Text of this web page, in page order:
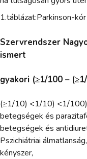
1.táblázat:Parkinson-kór
Szervrendszer
ismert
gyakori (≥1/100 –
(≥1/10) <1/10) <1/
betegségek és
betegségek és
Pszichiátriai
kényszer,